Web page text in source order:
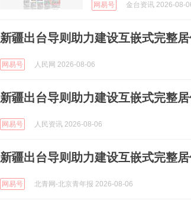
网易号 金台资讯 2026-08-
新疆出台导则助力建设互嵌式完整
网易号 人民网 2026-08-06
新疆出台导则助力建设互嵌式完整
网易号 人民资讯 2026-08-06
新疆出台导则助力建设互嵌式完整
网易号 北青网-北京青年报 2026-08-06